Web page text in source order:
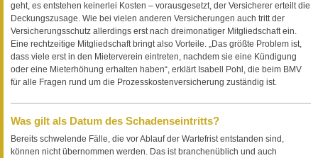
geht, es entstehen keinerlei Kosten – vorausgesetzt, der Versicherer erteilt die
Deckungszusage. Wie bei vielen anderen Versicherungen auch tritt der
Versicherungsschutz allerdings erst nach dreimonatiger Mitgliedschaft ein.
Eine rechtzeitige Mitgliedschaft bringt also Vorteile. „Das größte Problem ist,
dass viele erst in den Mieterverein eintreten, nachdem sie eine Kündigung
oder eine Mieterhöhung erhalten haben“, erklärt Isabell Pohl, die beim BMV
für alle Fragen rund um die Prozesskostenversicherung zuständig ist.
Was gilt als Datum des Schadenseintritts?
Bereits schwelende Fälle, die vor Ablauf der Wartefrist entstanden sind,
können nicht übernommen werden. Das ist branchenüblich und auch